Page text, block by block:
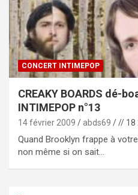
CONCERT INTIMEPOP
CREAKY BOARDS dé-
INTIMEPOP n°13
14 février 2009 abds69 // 18
Quand Brooklyn frappe à
non même si on sait…